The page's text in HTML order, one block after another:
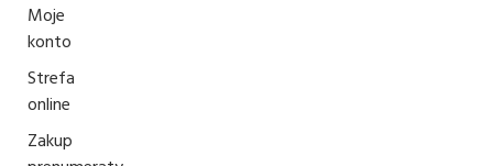
Moje
konto
Strefa
online
Zakup